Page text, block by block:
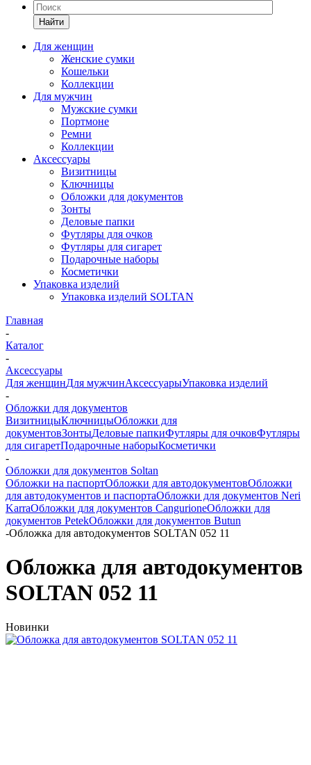
Найти
Для женщин
Женские сумки
Кошельки
Коллекции
Для мужчин
Мужские сумки
Портмоне
Ремни
Коллекции
Аксессуары
Визитницы
Ключницы
Обложки для документов
Зонты
Деловые папки
Футляры для очков
Футляры для сигарет
Подарочные наборы
Косметички
Упаковка изделий
Упаковка изделий SOLTAN
Главная
-
Каталог
-
Аксессуары
Для женщинДля мужчинАксессуарыУпаковка изделий
-
Обложки для документов
ВизитницыКлючницыОбложки для
документовЗонтыДеловые папкиФутляры для очковФутляры
для сигаретПодарочные наборыКосметички
-
Обложки для документов Soltan
Обложки на паспортОбложки для автодокументовОбложки
для автодокументов и паспортаОбложки для документов Neri
KarraОбложки для документов CangurioneОбложки для
документов PetekОбложки для документов Butun
-Обложка для автодокументов SOLTAN 052 11
Обложка для автодокументов
SOLTAN 052 11
Новинки